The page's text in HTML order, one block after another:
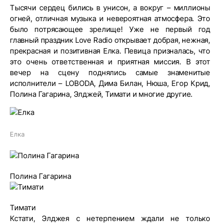
Тысячи сердец бились в унисон, а вокруг – миллионы
огней, отличная музыка и невероятная атмосфера. Это
было потрясающее зрелище! Уже не первый год
главный праздник Love Radio открывает добрая, нежная,
прекрасная и позитивная Елка. Певица призналась, что
это очень ответственная и приятная миссия. В этот
вечер на сцену поднялись самые знаменитые
исполнители – LOBODA, Дима Билан, Нюша, Егор Крид,
Полина Гагарина, Элджей, Тимати и многие другие.
Елка
Полина Гагарина
Тимати
Кстати, Элджея с нетерпением ждали не только